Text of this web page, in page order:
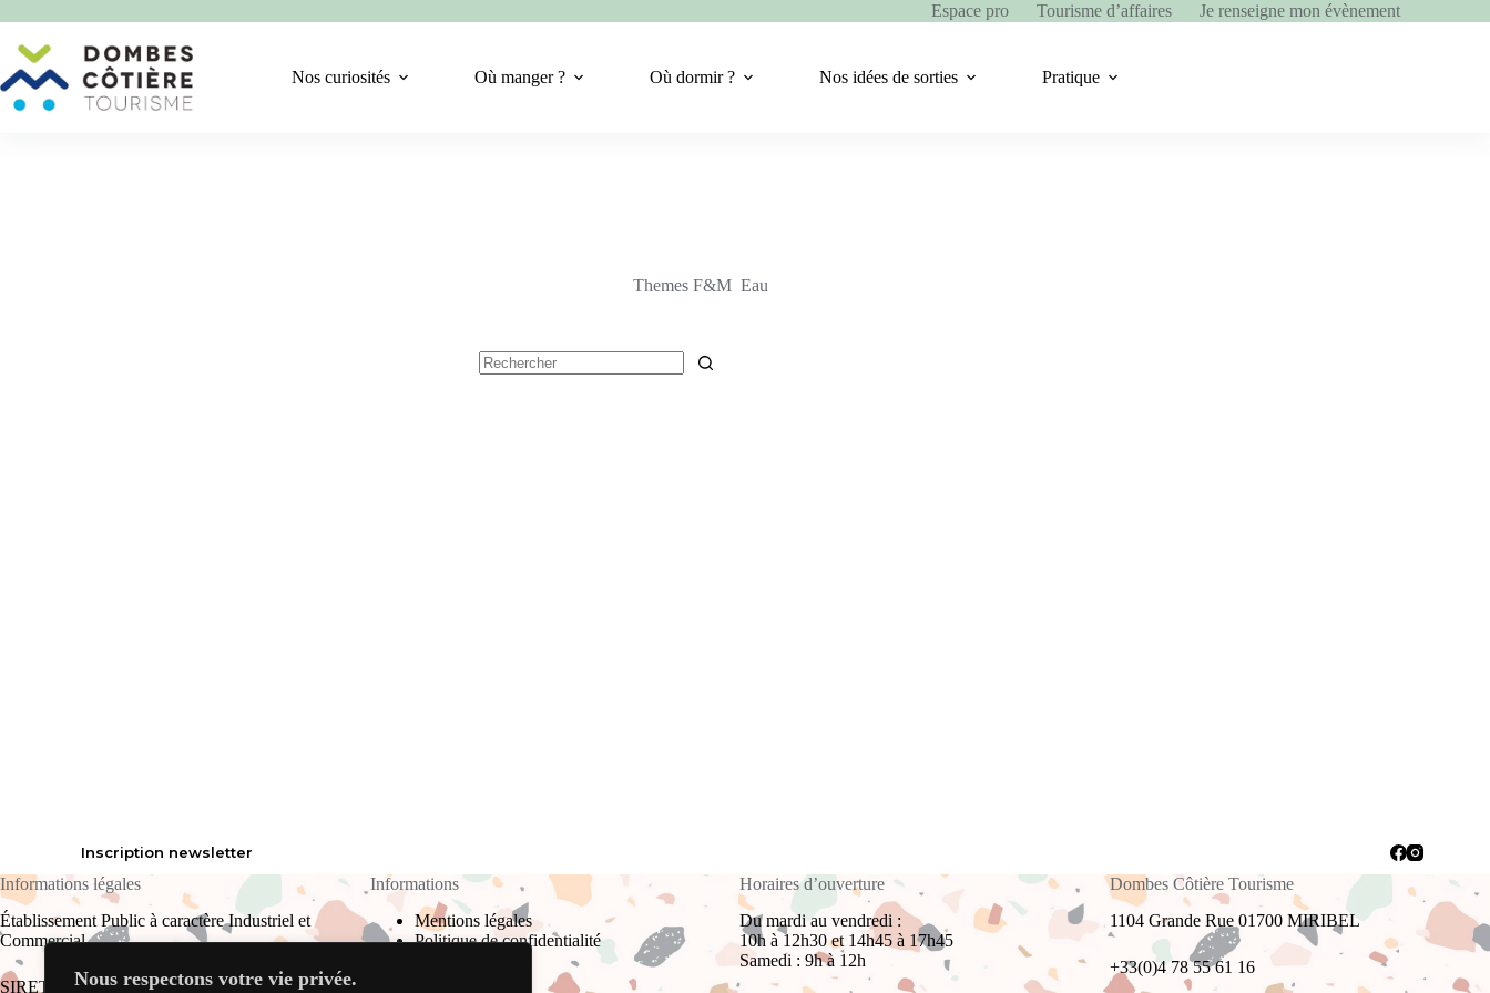
Nous respectons votre vie privée.
au
contenu
Espace pro Tourisme d’affaires Je renseigne mon évènement
Nos curiosités Où manger ? Où dormir ? Nos idées de sorties Pratique
Themes F&M Eau
Inscription newsletter
Informations légales
Établissement Public à caractère Industriel et
Commercial
SIRET : 823 709 910 00017 RCS Bourg-
Informations
Mentions légales
Politique de confidentialité
Horaires d’ouverture
Du mardi au vendredi :
10h à 12h30 et 14h45 à 17h45
Samedi : 9h à 12h
Dombes Côtière Tourisme
1104 Grande Rue 01700 MIRIBEL
+33(0)4 78 55 61 16